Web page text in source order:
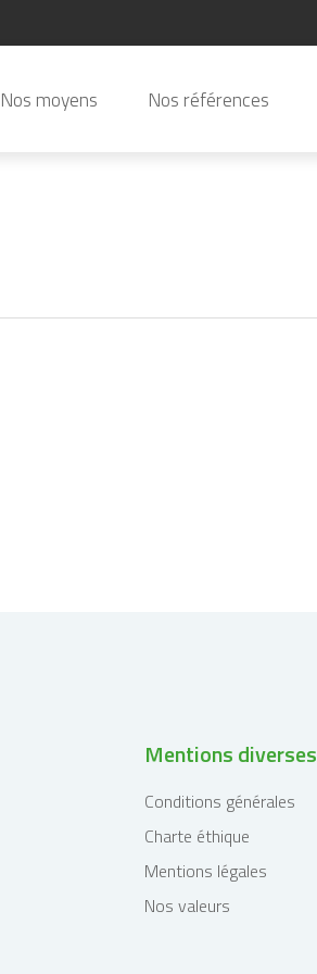
Nos moyens Nos références
Mentions diverses
Conditions générales
Charte éthique
Mentions légales
Nos valeurs